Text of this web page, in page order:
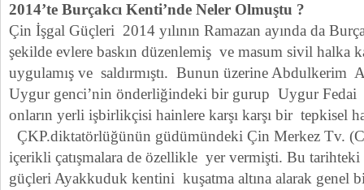
2014’te Burçakcı Kenti’nde Neler Olmuştu ?
Çin İşgal Güçleri 2014 yılının Ramazan ayında da
şekilde evlere baskın düzenlemiş ve masum sivil halka
uygulamış ve saldırmıştı. Bunun üzerine Abdulkerim
Uygur genci’nin önderliğindeki bir gurup Uygur
onların yerli işbirlikçisi hainlere karşı karşı bir tepkisel
ÇKP.diktatörlüğünün güdümündeki Çin Merkez Tv.
içerikli çatışmalara de özellikle yer vermişti. Bu
güçleri Ayakkuduk kentini kuşatma altına alarak genel